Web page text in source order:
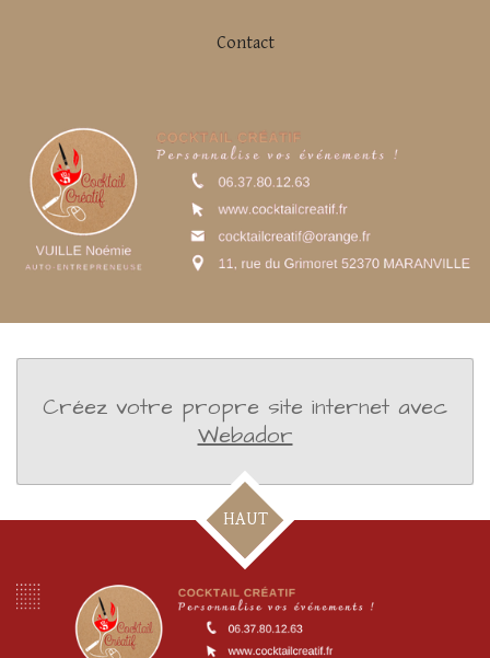
Contact
Créez votre propre site internet avec
Webador
HAUT